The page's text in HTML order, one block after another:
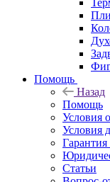
Помощь
Назад
Помощь
Условия
Условия
Гарантия
Статьи